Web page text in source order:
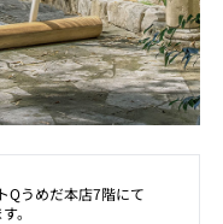
Qうめだ本店7階にて
。